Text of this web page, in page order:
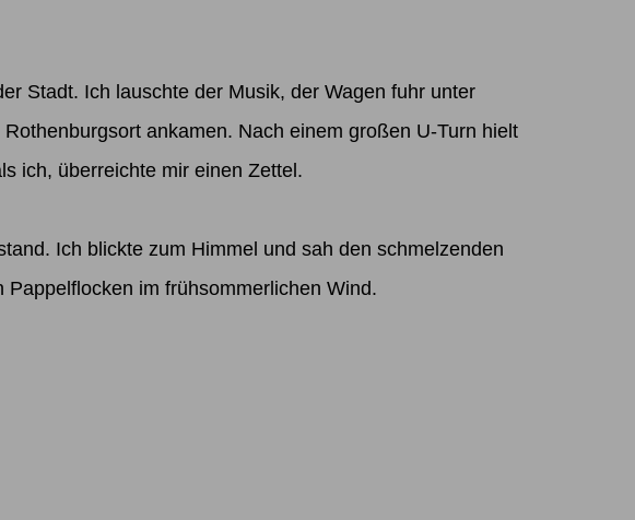
Stadt. Ich lauschte der Musik, der Wagen fuhr unter
ankamen. Nach einem großen U-Turn hielt
ich, überreichte mir einen Zettel.
Ich blickte zum Himmel und sah den schmelzenden
im frühsommerlichen Wind.